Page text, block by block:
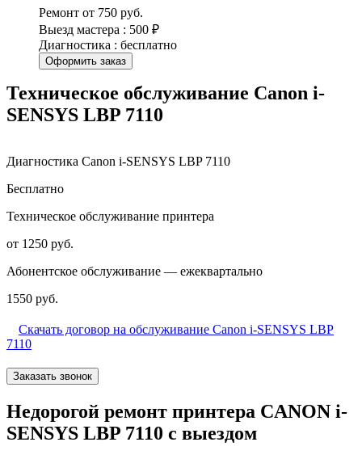
Ремонт от 750 руб.
Выезд мастера : 500 ₽
Диагностика : бесплатно
Оформить заказ
Техническое обслуживание Canon i-
SENSYS LBP 7110
Диагностика Canon i-SENSYS LBP 7110
Бесплатно
Техническое обслуживание принтера
от 1250 руб.
Абонентское обслуживание — ежеквартально
1550 руб.
Скачать договор на обслуживание Canon i-SENSYS LBP
7110
Заказать звонок
Недорогой ремонт принтера CANON i-
SENSYS LBP 7110 с выездом